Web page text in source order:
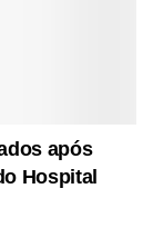
após
Hospital